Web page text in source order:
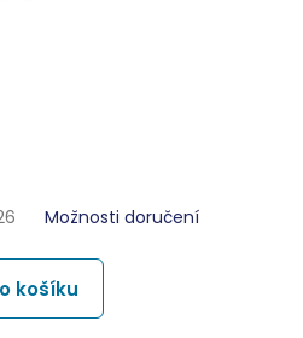
Možnosti doručení
košíku